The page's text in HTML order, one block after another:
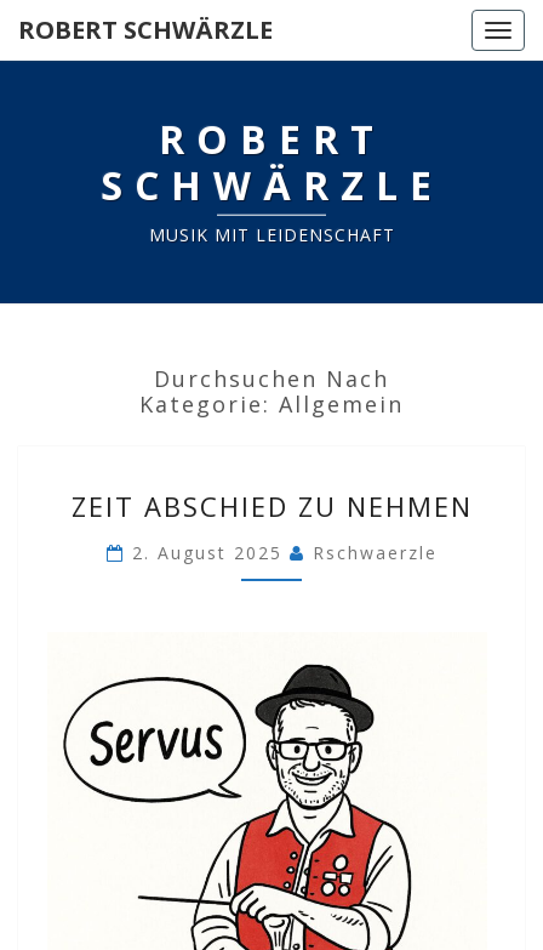
ROBERT SCHWÄRZLE
ROBERT
SCHWÄRZLE
MUSIK MIT LEIDENSCHAFT
Durchsuchen Nach
Kategorie: Allgemein
ABSCHIED
ZU
NEHMEN
ZEIT ABSCHIED ZU NEHMEN
2. August 2025 Rschwaerzle